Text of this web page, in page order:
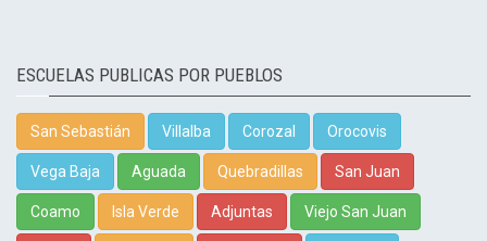
ESCUELAS PUBLICAS POR PUEBLOS
San Sebastián Villalba Corozal Orocovis
Vega Baja Aguada Quebradillas San Juan
Coamo Isla Verde Adjuntas Viejo San Juan